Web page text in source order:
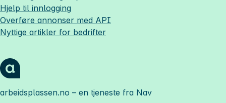
Hjelp til innlogging
Overføre annonser med API
Nyttige artikler for bedrifter
arbeidsplassen.no – en tjeneste fra Nav